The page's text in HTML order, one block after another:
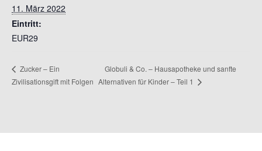
11. März 2022
Eintritt:
EUR29
Zucker – Ein
Zivilisationsgift mit Folgen
Globuli & Co. – Hausapotheke und sanfte
Alternativen für Kinder – Teil 1